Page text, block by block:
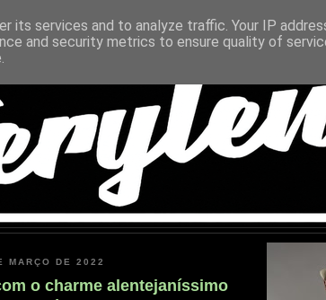
MARÇO DE 2022
o charme alentejaníssimo
its services and to analyze traffic. Your IP
and security metrics to ensure quality of